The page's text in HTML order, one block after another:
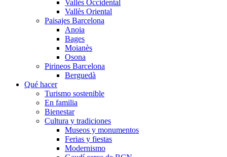
Vallès Occidental
Vallès Oriental
Paisajes Barcelona
Anoia
Bages
Moianès
Osona
Pirineos Barcelona
Berguedà
Qué hacer
Turismo sostenible
En familia
Bienestar
Cultura y tradiciones
Museos y monumentos
Ferias y fiestas
Modernismo